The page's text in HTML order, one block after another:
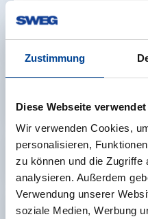
Zustimmung
Diese Webseite
Wir verwenden Cookies,
personalisieren,
zu können und die Zugriffe
analysieren. Außerdem
Verwendung unserer
soziale Medien, Werbung
Verkehrsbetrieb
(SWEG Bus GmbH)
Verkehrsbetrieb
Landesbahn (SWEG
SWEG Bus Tübingen